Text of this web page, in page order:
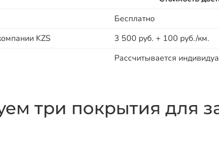
Бесплатно
KZS
3 500 руб. + 100 руб./км.
Рассчитывается
три покрытия для